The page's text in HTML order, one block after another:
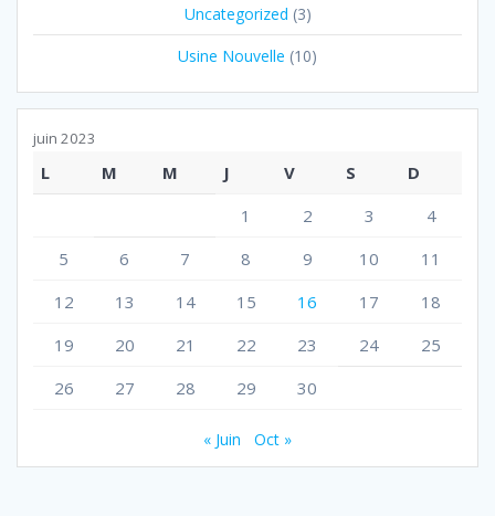
Uncategorized (3)
Usine Nouvelle (10)
juin 2023
L M M J V S
D
1
2 3
4
5
6 7 8 9 10
11
12
13 14 15 16 17
18
19
20 21 22 23 24
25
26
27 28 29 30
« Juin Oct »